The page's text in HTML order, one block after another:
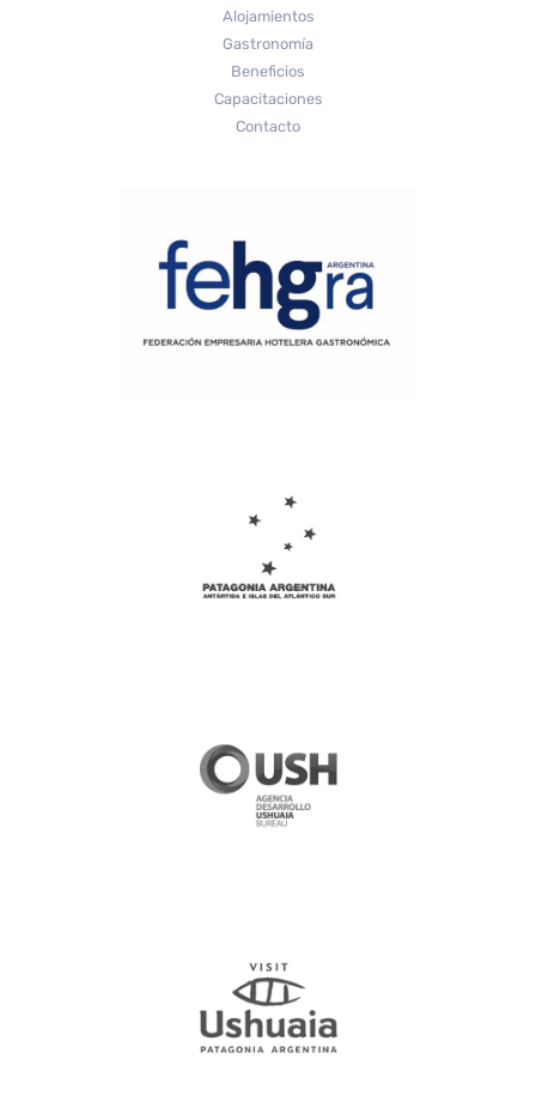
Alojamientos
Gastronomía
Beneficios
Capacitaciones
Contacto